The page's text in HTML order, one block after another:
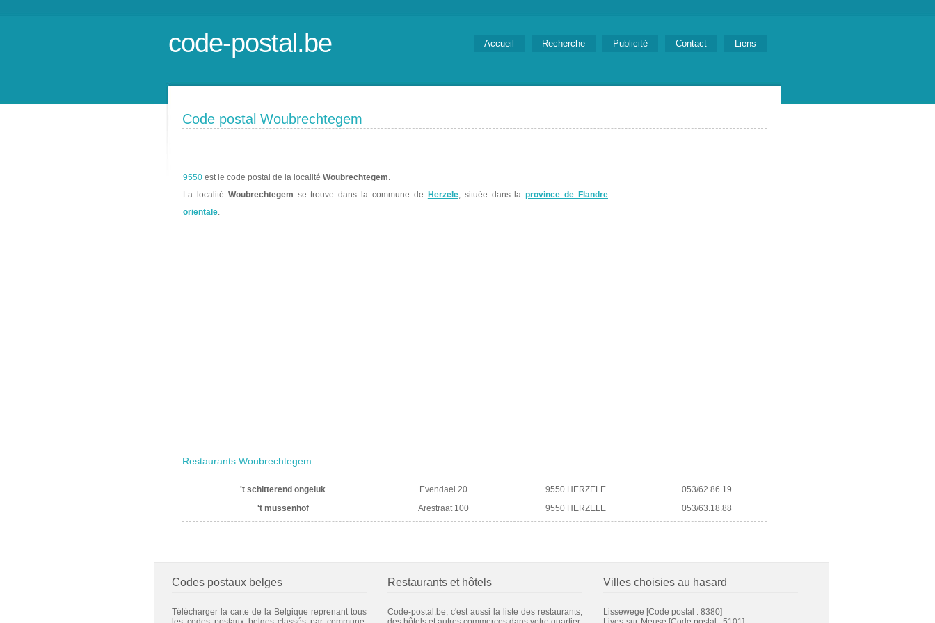
code-postal.be Accueil Recherche Publicité Contact Liens
Code postal Woubrechtegem
9550 est le code postal de la localité Woubrechtegem.
La localité Woubrechtegem se trouve dans la commune de Herzele, située dans laprovince de Flandre
orientale.
Restaurants Woubrechtegem
't schitterend ongeluk Evendael 20 9550 HERZELE
053/62.86.19
't mussenhof
Arestraat 100 9550 HERZELE 053/63.18.88
Codes postaux belges
Télécharger la carte de la Belgique reprenant tous
Restaurants et hôtels
Code-postal.be, c'est aussi la liste des restaurants,
Villes choisies au hasard
Lissewege [Code postal : 8380]